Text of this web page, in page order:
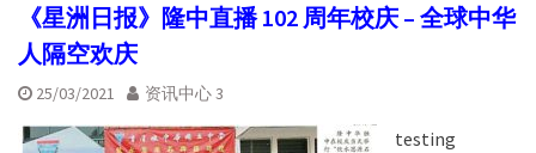
《星洲日报》隆中直播 102 周年校庆 – 全球中华
人隔空欢庆
25/03/2021 资讯中心 3
testing